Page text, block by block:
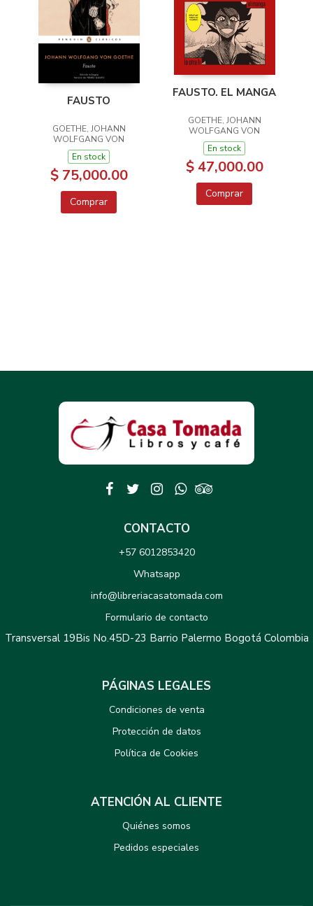
FAUSTO
GOETHE, JOHANN
WOLFGANG VON
En stock
$ 75,000.00
Comprar
FAUSTO. EL MANGA
GOETHE, JOHANN
WOLFGANG VON
En stock
$ 47,000.00
Comprar
CONTACTO
+57 6012853420
Whatsapp
info@libreriacasatomada.com
Formulario de contacto
Transversal 19Bis No.45D-23 Barrio Palermo Bogotá Colombia
PÁGINAS LEGALES
Condiciones de venta
Protección de datos
Política de Cookies
ATENCIÓN AL CLIENTE
Quiénes somos
Pedidos especiales